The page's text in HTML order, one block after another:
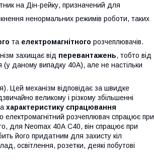
на Дін-рейку, призначений для
ненормальних режимів роботи, таких
та електромагнітного розчеплювачів.
захищає від перевантажень, тобто від
даному випадку 40А), але не настільки
Цей механізм відповідає за швидке
великому і різкому збільшенні
характеристику спрацювання
електромагнітний розчеплювач спрацює при
для Neomax 40А С40, він спрацює при
його придатним для захисту кіл
освітлення, розетки, деякі побутові